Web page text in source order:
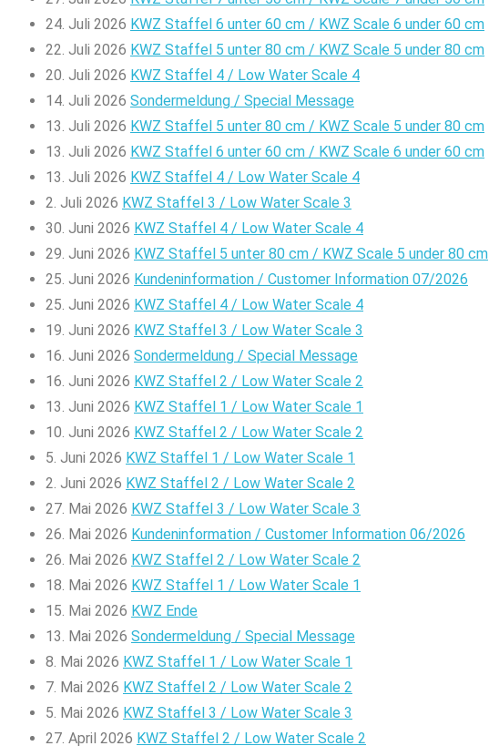
24. Juli 2026 KWZ Staffel 6 unter 60 cm / KWZ Scale 6 under 60 cm
22. Juli 2026 KWZ Staffel 5 unter 80 cm / KWZ Scale 5 under 80 cm
20. Juli 2026 KWZ Staffel 4 / Low Water Scale 4
14. Juli 2026 Sondermeldung / Special Message
13. Juli 2026 KWZ Staffel 5 unter 80 cm / KWZ Scale 5 under 80 cm
13. Juli 2026 KWZ Staffel 6 unter 60 cm / KWZ Scale 6 under 60 cm
13. Juli 2026 KWZ Staffel 4 / Low Water Scale 4
2. Juli 2026 KWZ Staffel 3 / Low Water Scale 3
30. Juni 2026 KWZ Staffel 4 / Low Water Scale 4
29. Juni 2026 KWZ Staffel 5 unter 80 cm / KWZ Scale 5 under 80 cm
25. Juni 2026 Kundeninformation / Customer Information 07/2026
25. Juni 2026 KWZ Staffel 4 / Low Water Scale 4
19. Juni 2026 KWZ Staffel 3 / Low Water Scale 3
16. Juni 2026 Sondermeldung / Special Message
16. Juni 2026 KWZ Staffel 2 / Low Water Scale 2
13. Juni 2026 KWZ Staffel 1 / Low Water Scale 1
10. Juni 2026 KWZ Staffel 2 / Low Water Scale 2
5. Juni 2026 KWZ Staffel 1 / Low Water Scale 1
2. Juni 2026 KWZ Staffel 2 / Low Water Scale 2
27. Mai 2026 KWZ Staffel 3 / Low Water Scale 3
26. Mai 2026 Kundeninformation / Customer Information 06/2026
26. Mai 2026 KWZ Staffel 2 / Low Water Scale 2
18. Mai 2026 KWZ Staffel 1 / Low Water Scale 1
15. Mai 2026 KWZ Ende
13. Mai 2026 Sondermeldung / Special Message
8. Mai 2026 KWZ Staffel 1 / Low Water Scale 1
7. Mai 2026 KWZ Staffel 2 / Low Water Scale 2
5. Mai 2026 KWZ Staffel 3 / Low Water Scale 3
27. April 2026 KWZ Staffel 2 / Low Water Scale 2